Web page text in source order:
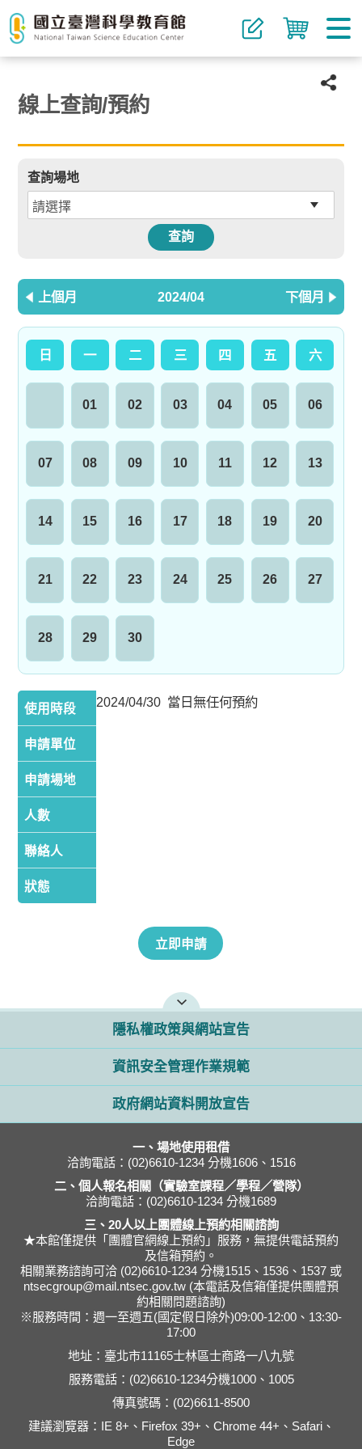
線上查詢/預約
查詢場地
查詢
上個月 2024/04 下個月
日 一 二 三 四 五 六
01 02 03 04 05 06
07 08 09 10 11 12 13
14 15 16 17 18 19 20
21 22 23 24 25 26 27
28 29 30
使用時段
申請單位
申請場地
人數
聯絡人
狀態
2024/04/30 當日無任何預約
隱私權政策與網站宣告
資訊安全管理作業規範
政府網站資料開放宣告
一、場地使用租借
洽詢電話：(02)6610-1234 分機1606、1516
二、個人報名相關（實驗室課程／學程／營隊）
洽詢電話：(02)6610-1234 分機1689
三、20人以上團體線上預約相關諮詢
★本館僅提供「團體官網線上預約」服務，無提供電話預約
及信箱預約。
相關業務諮詢可洽 (02)6610-1234 分機1515、1536、1537 或
ntsecgroup@mail.ntsec.gov.tw (本電話及信箱僅提供團體預
約相關問題諮詢)
※服務時間：週一至週五(國定假日除外)09:00-12:00、13:30-
17:00
地址：臺北市11165士林區士商路一八九號
服務電話：(02)6610-1234分機1000、1005
傳真號碼：(02)6611-8500
建議瀏覽器：IE 8+、Firefox 39+、Chrome 44+、Safari、
Edge